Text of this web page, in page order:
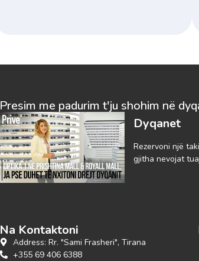
Presim me padurim t'ju shohim në
Dyqanet
Rezervoni një
gjitha nevojat
Na Kontaktoni
Address: Rr. "Sami Frasheri", Tirana
+355 69 406 6388